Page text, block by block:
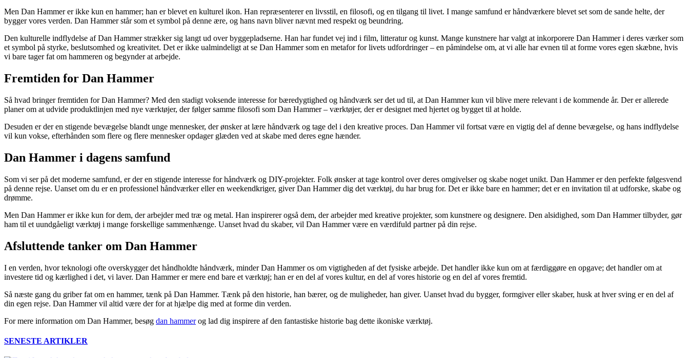
Men Dan Hammer er ikke kun en hammer; han er blevet en kulturel ikon. Han repræsenterer en livsstil, en filosofi, og en tilgang til livet. I mange samfund er håndværkere blevet set som de sande helte, der
bygger vores verden. Dan Hammer står som et symbol på denne ære, og hans navn bliver nævnt med respekt og beundring.
Den kulturelle indflydelse af Dan Hammer strækker sig langt ud over byggepladserne. Han har fundet vej ind i film, litteratur og kunst. Mange kunstnere har valgt at inkorporere Dan Hammer i deres værker som
et symbol på styrke, beslutsomhed og kreativitet. Det er ikke ualmindeligt at se Dan Hammer som en metafor for livets udfordringer – en påmindelse om, at vi alle har evnen til at forme vores egen skæbne, hvis
vi bare tager fat om hammeren og begynder at arbejde.
Fremtiden for Dan Hammer
Så hvad bringer fremtiden for Dan Hammer? Med den stadigt voksende interesse for bæredygtighed og håndværk ser det ud til, at Dan Hammer kun vil blive mere relevant i de kommende år. Der er allerede
planer om at udvide produktlinjen med nye værktøjer, der følger samme filosofi som Dan Hammer – værktøjer, der er designet med hjertet og bygget til at holde.
Desuden er der en stigende bevægelse blandt unge mennesker, der ønsker at lære håndværk og tage del i den kreative proces. Dan Hammer vil fortsat være en vigtig del af denne bevægelse, og hans indflydelse
vil kun vokse, efterhånden som flere og flere mennesker opdager glæden ved at skabe med deres egne hænder.
Dan Hammer i dagens samfund
Som vi ser på det moderne samfund, er der en stigende interesse for håndværk og DIY-projekter. Folk ønsker at tage kontrol over deres omgivelser og skabe noget unikt. Dan Hammer er den perfekte følgesvend
på denne rejse. Uanset om du er en professionel håndværker eller en weekendkriger, giver Dan Hammer dig det værktøj, du har brug for. Det er ikke bare en hammer; det er en invitation til at udforske, skabe og
drømme.
Men Dan Hammer er ikke kun for dem, der arbejder med træ og metal. Han inspirerer også dem, der arbejder med kreative projekter, som kunstnere og designere. Den alsidighed, som Dan Hammer tilbyder, gør
ham til et uundgåeligt værktøj i mange forskellige sammenhænge. Uanset hvad du skaber, vil Dan Hammer være en værdifuld partner på din rejse.
Afsluttende tanker om Dan Hammer
I en verden, hvor teknologi ofte overskygger det håndholdte håndværk, minder Dan Hammer os om vigtigheden af det fysiske arbejde. Det handler ikke kun om at færdiggøre en opgave; det handler om at
investere tid og kærlighed i det, vi laver. Dan Hammer er mere end bare et værktøj; han er en del af vores kultur, en del af vores historie og en del af vores fremtid.
Så næste gang du griber fat om en hammer, tænk på Dan Hammer. Tænk på den historie, han bærer, og de muligheder, han giver. Uanset hvad du bygger, formgiver eller skaber, husk at hver sving er en del af
din egen rejse. Dan Hammer vil altid være der for at hjælpe dig med at forme din verden.
For mere information om Dan Hammer, besøg dan hammerog lad dig inspirere af den fantastiske historie bag dette ikoniske værktøj.
SENESTE ARTIKLER